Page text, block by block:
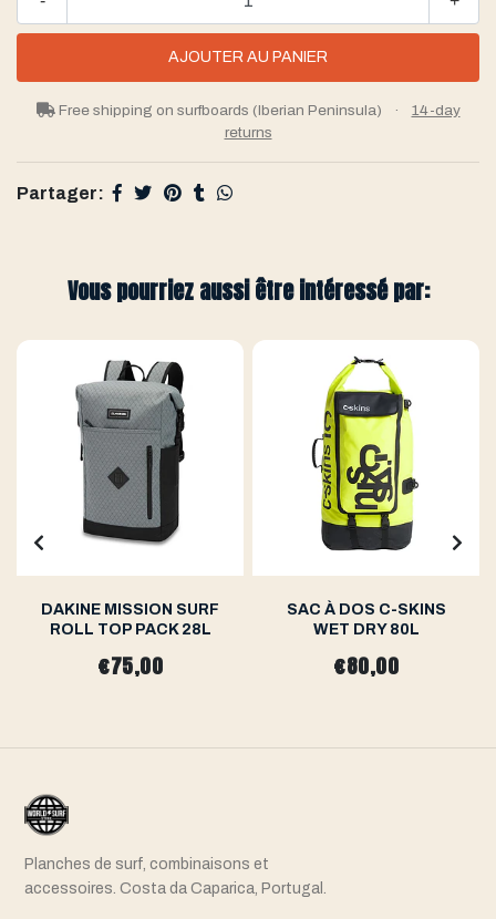
Free shipping on surfboards (Iberian Peninsula) ·
14-day
returns
Partager:
Vous pourriez aussi être intéressé par:
DAKINE MISSION SURF
ROLL TOP PACK 28L
€75,00
SAC À DOS C-SKINS
WET DRY 80L
€80,00
Planches de surf, combinaisons et
accessoires. Costa da Caparica, Portugal.